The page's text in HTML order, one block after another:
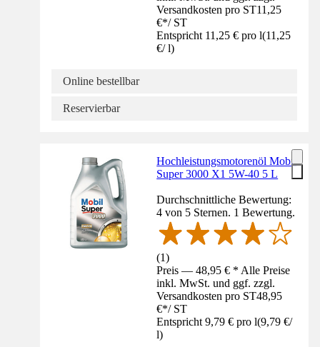
Versandkosten pro ST11,25
€*/ ST
Entspricht 11,25 € pro l(11,25
€/ l)
Online bestellbar
Reservierbar
Hochleistungsmotorenöl Mobil
Super 3000 X1 5W-40 5 L
Durchschnittliche Bewertung:
4 von 5 Sternen. 1 Bewertung.
(1)
Preis — 48,95 € * Alle Preise
inkl. MwSt. und ggf. zzgl.
Versandkosten pro ST48,95
€*/ ST
Entspricht 9,79 € pro l(9,79 €/
l)